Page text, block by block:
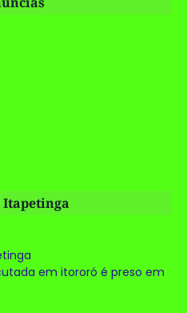
Itapetinga
em itororó é preso em